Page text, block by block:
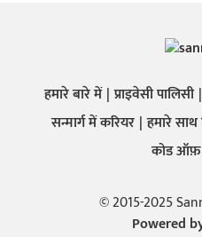
हमारे बारे में प्राइवेसी पालिसी
सन्मार्ग में करियर हमारे साथ
कोड ऑफ़
© 2015-2025
Powered